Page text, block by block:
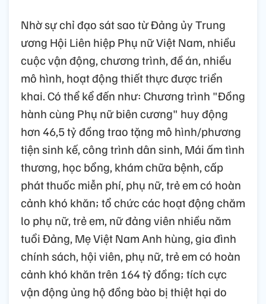
Nhờ sự chỉ đạo sát sao từ Đảng ủy Trung
ương Hội Liên hiệp Phụ nữ Việt Nam, nhiều
cuộc vận động, chương trình, đề án, nhiều
mô hình, hoạt động thiết thực được triển
khai. Có thể kể đến như: Chương trình "Đồng
hành cùng Phụ nữ biên cương" huy động
hơn 46,5 tỷ đồng trao tặng mô hình/phương
tiện sinh kế, công trình dân sinh, Mái ấm tình
thương, học bổng, khám chữa bệnh, cấp
phát thuốc miễn phí, phụ nữ, trẻ em có hoàn
cảnh khó khăn; tổ chức các hoạt động chăm
lo phụ nữ, trẻ em, nữ đảng viên nhiều năm
tuổi Đảng, Mẹ Việt Nam Anh hùng, gia đình
chính sách, hội viên, phụ nữ, trẻ em có hoàn
cảnh khó khăn trên 164 tỷ đồng; tích cực
vận động ủng hộ đồng bào bị thiệt hại do